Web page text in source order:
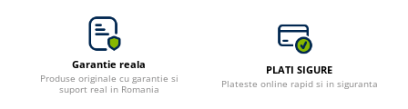
Garantie reala
Produse originale cu garantie si
suport real in Romania
PLATI SIGURE
Plateste online rapid si in siguranta